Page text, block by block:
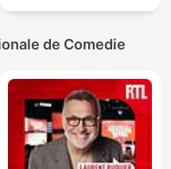
de Comedie